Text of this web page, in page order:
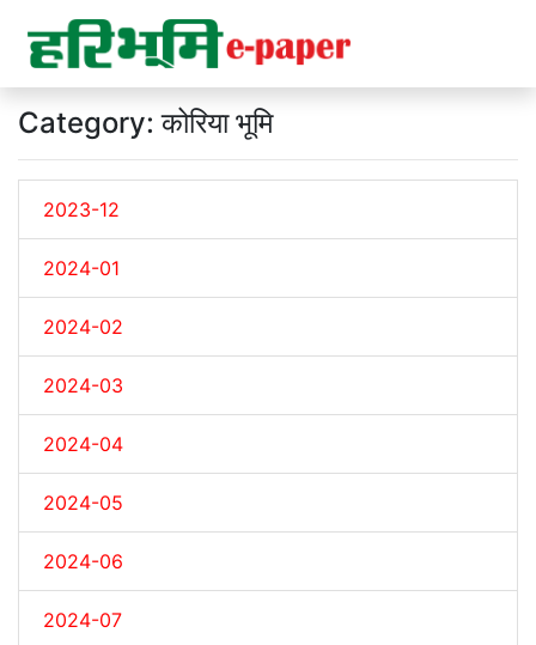
Category: कोरिया भूमि
2023-12
2024-01
2024-02
2024-03
2024-04
2024-05
2024-06
2024-07